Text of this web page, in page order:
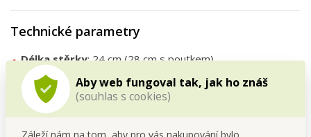
Aby web fungoval tak, jak ho znáš
(souhlas s cookies)
Technické parametry
Délka stěrky: 24 cm (28 cm s poutkem)
Šířka záběru
Materiál
: bambus, plast, termoplastická pryž
Funkce
: stěrka na skleněné a hladké povrchy
Barva / styl: přírodní bambus + moderní plast